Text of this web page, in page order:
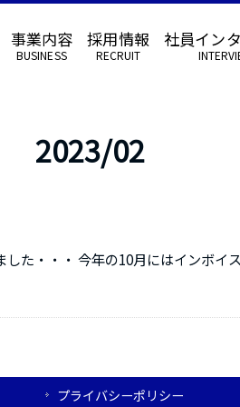
事業内容
BUSINESS
採用情報
RECRUIT
社員イン
2023/02
た・・・ 今年の10月にはインボイス
プライバシーポリシー